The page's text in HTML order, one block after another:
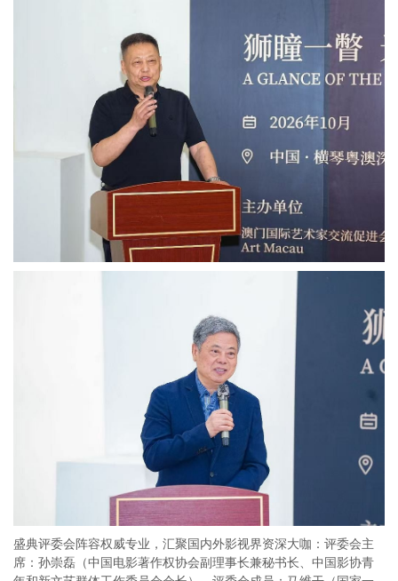
盛典评委会阵容权威专业，汇聚国内外影视界资深大咖：评委会主
席：孙崇磊（中国电影著作权协会副理事长兼秘书长、中国影协青